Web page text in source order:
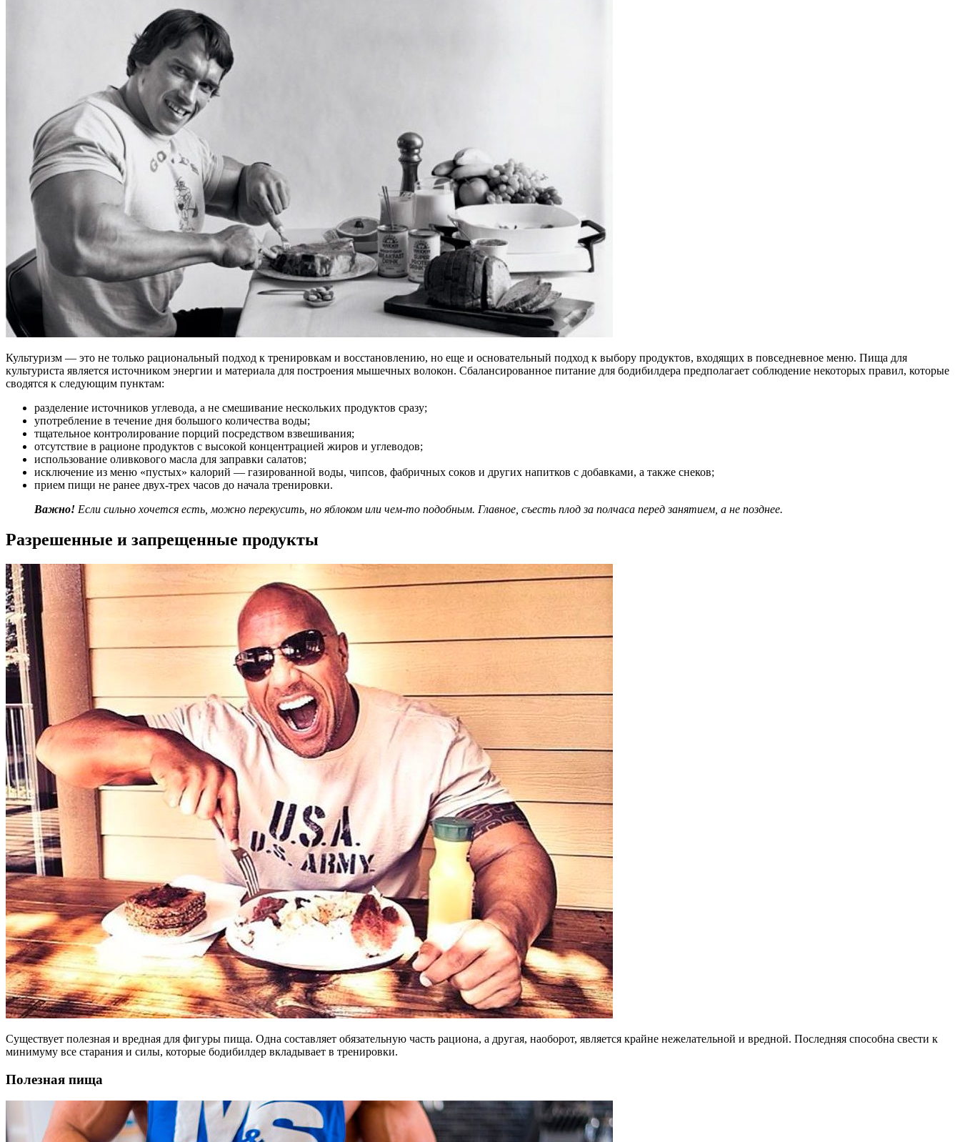
Культуризм — это не только рациональный подход к тренировкам и восстановлению, но еще и основательный подход к выбору продуктов, входящих в повседневное меню. Пища для
культуриста является источником энергии и материала для построения мышечных волокон. Сбалансированное питание для бодибилдера предполагает соблюдение некоторых правил, которые
сводятся к следующим пунктам:
разделение источников углевода, а не смешивание нескольких продуктов сразу;
употребление в течение дня большого количества воды;
тщательное контролирование порций посредством взвешивания;
отсутствие в рационе продуктов с высокой концентрацией жиров и углеводов;
использование оливкового масла для заправки салатов;
исключение из меню «пустых» калорий — газированной воды, чипсов, фабричных соков и других напитков с добавками, а также снеков;
прием пищи не ранее двух-трех часов до начала тренировки.
Важно! Если сильно хочется есть, можно перекусить, но яблоком или чем-то подобным. Главное, съесть плод за полчаса перед занятием, а не позднее.
Разрешенные и запрещенные продукты
Существует полезная и вредная для фигуры пища. Одна составляет обязательную часть рациона, а другая, наоборот, является крайне нежелательной и вредной. Последняя способна свести к
минимуму все старания и силы, которые бодибилдер вкладывает в тренировки.
Полезная пища